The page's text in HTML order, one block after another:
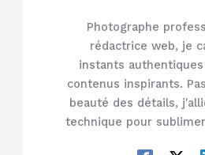
Photographe
rédactrice web, je
instants
contenus inspirants.
beauté des détails,
technique pour